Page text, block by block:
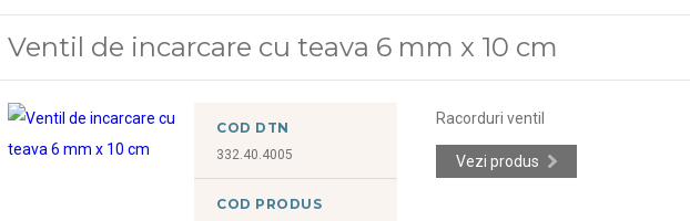
Ventil de incarcare cu teava 6 mm x 10 cm
COD DTN
332.40.4005
COD PRODUS
Racorduri ventil
Vezi produs